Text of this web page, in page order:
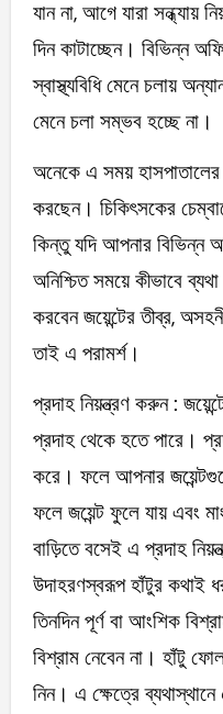
যান না, আগে যারা সন্ধ্যায়
দিন কাটাচ্ছেন। বিভিন্ন
স্বাস্থ্যবিধি মেনে চলায়
মেনে চলা সম্ভব হচ্ছে না।
অনেকে এ সময়
করছেন। চিকিৎসকের
কিন্তু যদি আপনার বিভিন্ন
অনিশ্চিত সময়ে কীভাবে
করবেন জয়েন্টের তীব্র,
তাই এ পরামর্শ।
প্রদাহ নিয়ন্ত্রণ করুন :
প্রদাহ থেকে হতে পারে।
করে। ফলে আপনার
ফলে জয়েন্ট ফুলে যায় এবং
বাড়িতে বসেই এ প্রদাহ
উদাহরণস্বরূপ হাঁটুর কথাই
তিনদিন পূর্ণ বা আংশিক
বিশ্রাম নেবেন না। হাঁটু
নিন। এ ক্ষেত্রে